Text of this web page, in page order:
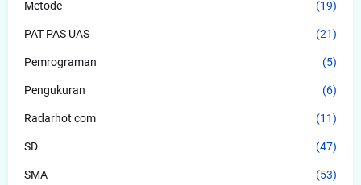
Metode (19)
PAT PAS UAS (21)
Pemrograman (5)
Pengukuran (6)
Radarhot com (11)
SD (47)
SMA (53)